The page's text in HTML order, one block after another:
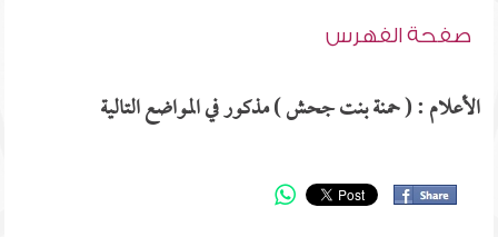
صفحة الفهرس
الأعلام : ( حمنة بنت جحش ) مذكور في المواضع التالية